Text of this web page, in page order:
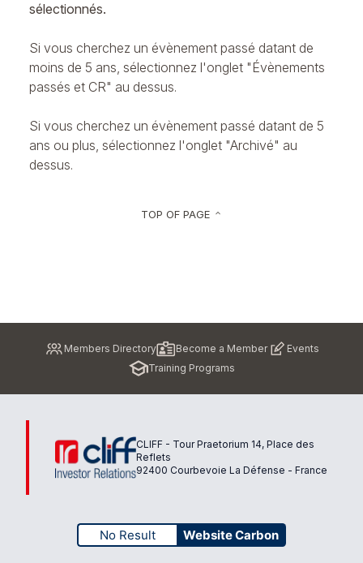
sélectionnés.
Si vous cherchez un évènement passé datant de
moins de 5 ans, sélectionnez l'onglet "Évènements
passés et CR" au dessus.
Si vous cherchez un évènement passé datant de 5
ans ou plus, sélectionnez l'onglet "Archivé" au
dessus.
TOP OF PAGE keyboard_arrow_up
Members Directory Become a Member
Events
Training Programs
CLIFF - Tour Praetorium 14, Place des
Reflets
92400 Courbevoie La Défense - France
No Result Website Carbon